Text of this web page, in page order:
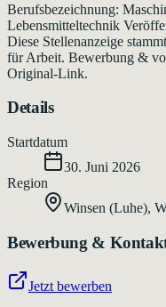
Berufsbezeichnung:
Lebensmitteltechnik
Diese Stellenanzeige
für Arbeit. Bewerbung &
Original-Link.
Details
Startdatum
30. Juni 2026
Region
Winsen (Luhe),
Bewerbung &
Jetzt bewerben